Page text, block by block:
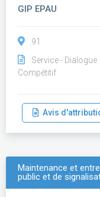
GIP EPAU
91
Service - Dialogue
Compétitif
Avis
Maintenance et
public et de